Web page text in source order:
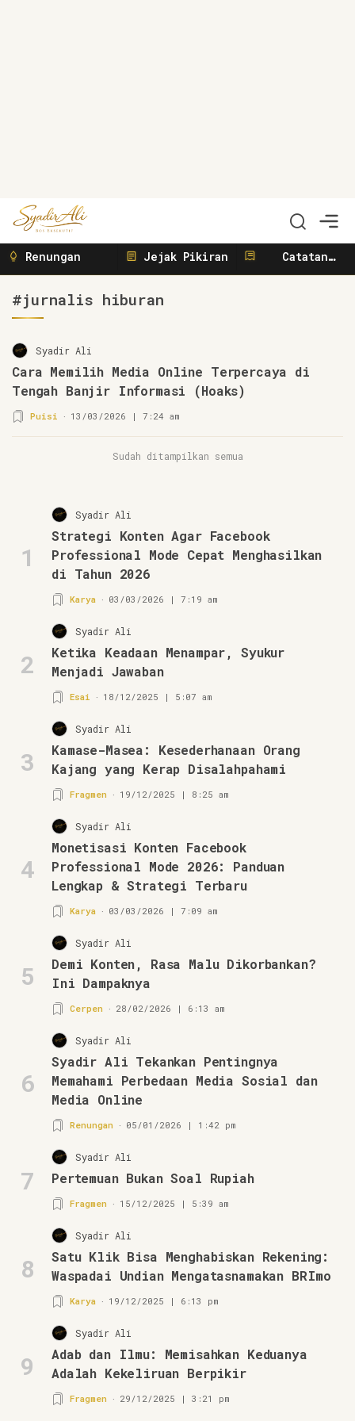
Syadir Ali
Menulis, Berbisnis, Meliput, Menggerakkan
Renungan Jejak Pikiran
Catatan
#jurnalis hiburan
Syadir Ali
Cara Memilih Media Online Terpercaya di
Tengah Banjir Informasi (Hoaks)
Puisi 13/03/2026 | 7:24 am
Sudah ditampilkan semua
1
Syadir Ali
Strategi Konten Agar Facebook
Professional Mode Cepat Menghasilkan
di Tahun 2026
Karya 03/03/2026 | 7:19 am
2
Syadir Ali
Ketika Keadaan Menampar, Syukur
Menjadi Jawaban
Esai 18/12/2025 | 5:07 am
3
Syadir Ali
Kamase-Masea: Kesederhanaan Orang
Kajang yang Kerap Disalahpahami
Fragmen 19/12/2025 | 8:25 am
4
Syadir Ali
Monetisasi Konten Facebook
Professional Mode 2026: Panduan
Lengkap & Strategi Terbaru
Karya 03/03/2026 | 7:09 am
5
Syadir Ali
Demi Konten, Rasa Malu Dikorbankan?
Ini Dampaknya
Cerpen 28/02/2026 | 6:13 am
6
Syadir Ali
Syadir Ali Tekankan Pentingnya
Memahami Perbedaan Media Sosial dan
Media Online
Renungan 05/01/2026 | 1:42 pm
7
Syadir Ali
Pertemuan Bukan Soal Rupiah
Fragmen 15/12/2025 | 5:39 am
8
Syadir Ali
Satu Klik Bisa Menghabiskan Rekening:
Waspadai Undian Mengatasnamakan BRImo
Karya 19/12/2025 | 6:13 pm
9
Syadir Ali
Adab dan Ilmu: Memisahkan Keduanya
Adalah Kekeliruan Berpikir
Fragmen 29/12/2025 | 3:21 pm